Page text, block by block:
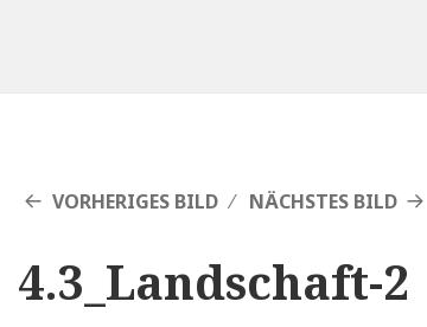
VORHERIGES BILD NÄCHSTES BILD
4.3_Landschaft-2